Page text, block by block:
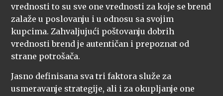
vrednosti to su sve one vrednosti za koje se brend
zalaže u poslovanju i u odnosu sa svojim
kupcima. Zahvaljujući poštovanju dobrih
vrednosti brend je autentičan i prepoznat od
strane potrošača.
Jasno definisana sva tri faktora služe za
usmeravanje strategije, ali i za okupljanje one